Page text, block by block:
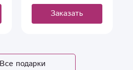
Заказать
Все подарки